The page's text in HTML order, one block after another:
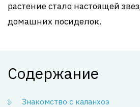
растение стало настоящей
домашних посиделок.
Содержание
Знакомство с каланхоэ